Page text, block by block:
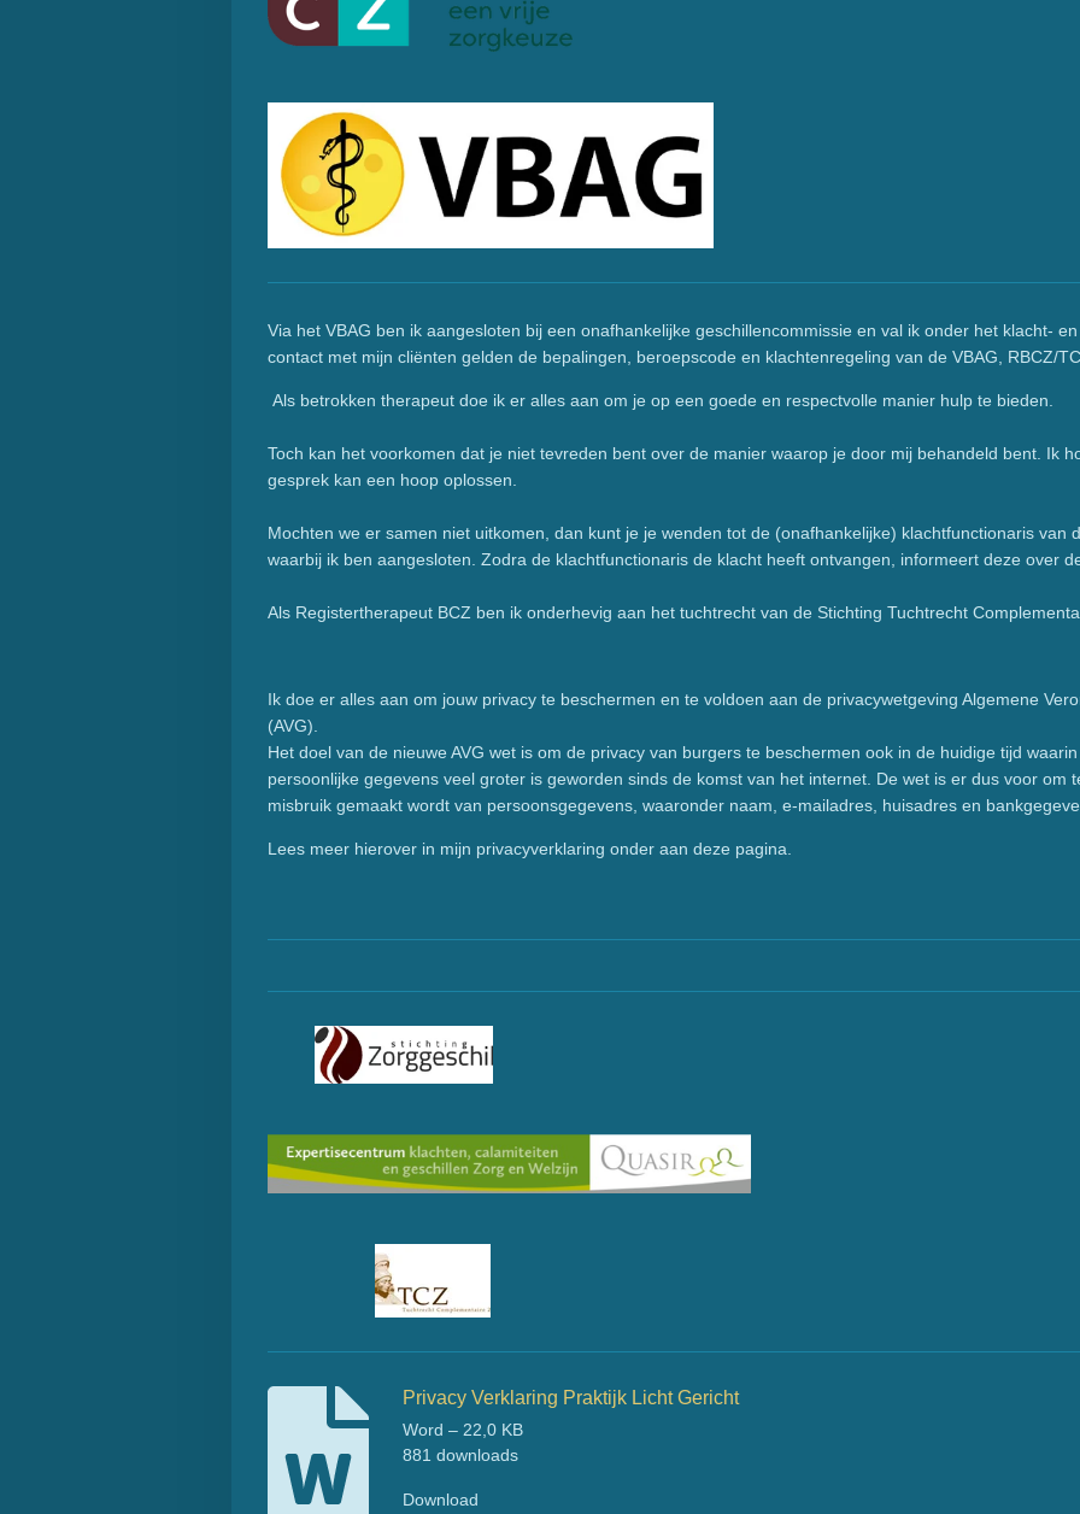
Via het VBAG ben ik aangesloten bij een onafhankelijke geschillencommissie en val ik onder het klacht-
contact met mijn cliënten gelden de bepalingen, beroepscode en klachtenregeling van de VBAG, RBCZ/
Als betrokken therapeut doe ik er alles aan om je op een goede en respectvolle manier hulp te bieden.
Toch kan het voorkomen dat je niet tevreden bent over de manier waarop je door mij behandeld bent. Ik
gesprek kan een hoop oplossen.
Mochten we er samen niet uitkomen, dan kunt je je wenden tot de (onafhankelijke) klachtfunctionaris van
waarbij ik ben aangesloten. Zodra de klachtfunctionaris de klacht heeft ontvangen, informeert deze over
Als Registertherapeut BCZ ben ik onderhevig aan het tuchtrecht van de Stichting Tuchtrecht
Ik doe er alles aan om jouw privacy te beschermen en te voldoen aan de privacywetgeving Algemene
(AVG).
Het doel van de nieuwe AVG wet is om de privacy van burgers te beschermen ook in de huidige tijd
persoonlijke gegevens veel groter is geworden sinds de komst van het internet. De wet is er dus voor om
misbruik gemaakt wordt van persoonsgegevens, waaronder naam, e-mailadres, huisadres en
Lees meer hierover in mijn privacyverklaring onder aan deze pagina.
Privacy Verklaring Praktijk Licht Gericht
Word – 22,0 KB
881 downloads
Download